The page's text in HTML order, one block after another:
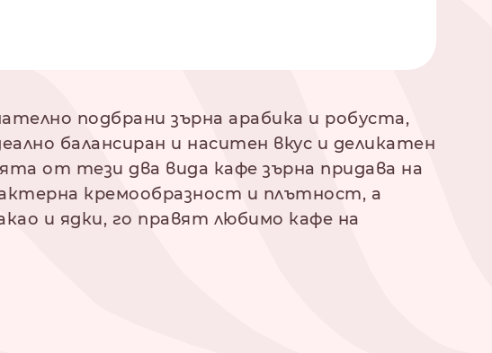
подбрани зърна арабика и робуста,
балансиран и наситен вкус и деликатен
от тези два вида кафе зърна придава на
кремообразност и плътност, а
и ядки, го правят любимо кафе на